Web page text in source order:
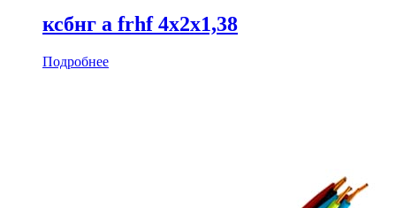
ксбнг а frhf 4х2х1,38
Подробнее